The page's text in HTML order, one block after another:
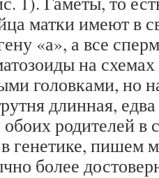
матки имеют в
«а», а все
на
головками, но
длинная,
родителей в
генетике, пишем
более